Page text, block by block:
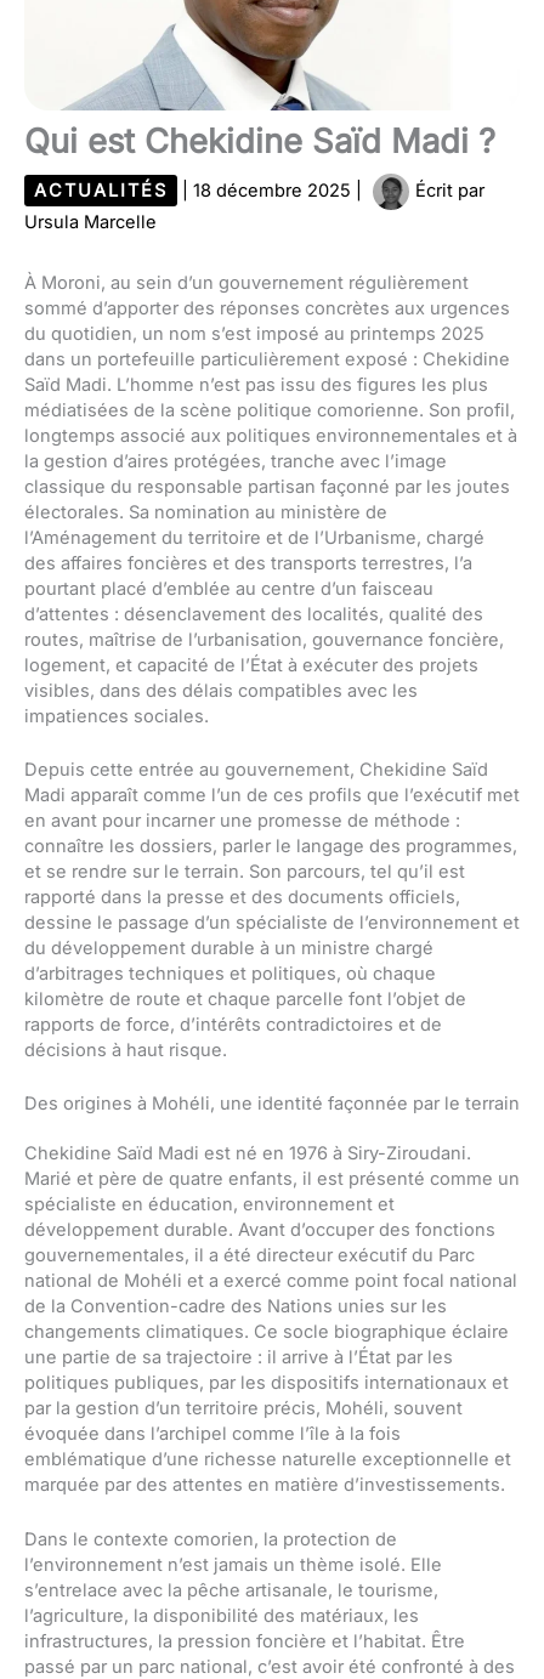
Qui est Chekidine Saïd Madi ?
ACTUALITÉS 18 décembre 2025
Écrit par
Ursula Marcelle
À Moroni, au sein d’un gouvernement régulièrement
sommé d’apporter des réponses concrètes aux urgences
du quotidien, un nom s’est imposé au printemps 2025
dans un portefeuille particulièrement exposé : Chekidine
Saïd Madi. L’homme n’est pas issu des figures les plus
médiatisées de la scène politique comorienne. Son profil,
longtemps associé aux politiques environnementales et à
la gestion d’aires protégées, tranche avec l’image
classique du responsable partisan façonné par les joutes
électorales. Sa nomination au ministère de
l’Aménagement du territoire et de l’Urbanisme, chargé
des affaires foncières et des transports terrestres, l’a
pourtant placé d’emblée au centre d’un faisceau
d’attentes : désenclavement des localités, qualité des
routes, maîtrise de l’urbanisation, gouvernance foncière,
logement, et capacité de l’État à exécuter des projets
visibles, dans des délais compatibles avec les
impatiences sociales.
Depuis cette entrée au gouvernement, Chekidine Saïd
Madi apparaît comme l’un de ces profils que l’exécutif met
en avant pour incarner une promesse de méthode :
connaître les dossiers, parler le langage des programmes,
et se rendre sur le terrain. Son parcours, tel qu’il est
rapporté dans la presse et des documents officiels,
dessine le passage d’un spécialiste de l’environnement et
du développement durable à un ministre chargé
d’arbitrages techniques et politiques, où chaque
kilomètre de route et chaque parcelle font l’objet de
rapports de force, d’intérêts contradictoires et de
décisions à haut risque.
Des origines à Mohéli, une identité façonnée par le terrain
Chekidine Saïd Madi est né en 1976 à Siry-Ziroudani.
Marié et père de quatre enfants, il est présenté comme un
spécialiste en éducation, environnement et
développement durable. Avant d’occuper des fonctions
gouvernementales, il a été directeur exécutif du Parc
national de Mohéli et a exercé comme point focal national
de la Convention-cadre des Nations unies sur les
changements climatiques. Ce socle biographique éclaire
une partie de sa trajectoire : il arrive à l’État par les
politiques publiques, par les dispositifs internationaux et
par la gestion d’un territoire précis, Mohéli, souvent
évoquée dans l’archipel comme l’île à la fois
emblématique d’une richesse naturelle exceptionnelle et
marquée par des attentes en matière d’investissements.
Dans le contexte comorien, la protection de
l’environnement n’est jamais un thème isolé. Elle
s’entrelace avec la pêche artisanale, le tourisme,
l’agriculture, la disponibilité des matériaux, les
infrastructures, la pression foncière et l’habitat. Être
passé par un parc national, c’est avoir été confronté à des